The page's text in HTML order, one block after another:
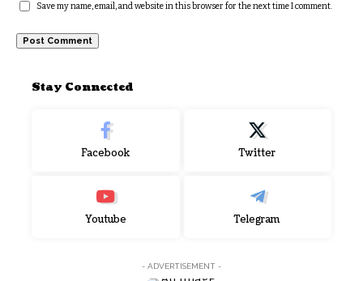
Save my name, email, and website in this browser for the next time I comment.
Stay Connected
Facebook Twitter
Youtube Telegram
- ADVERTISEMENT -